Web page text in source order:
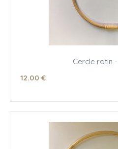
Cercle rotin
12.00 €